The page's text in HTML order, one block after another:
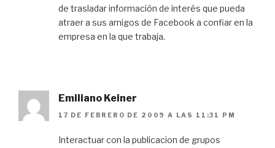
de trasladar información de interés que pueda
atraer a sus amigos de Facebook a confiar en la
empresa en la que trabaja.
Emiliano Keiner
17 DE FEBRERO DE 2009 A LAS 11:31 PM
Interactuar con la publicacion de grupos